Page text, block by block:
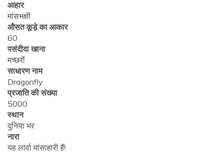
आहार
मांसभक्षी
औसत कूड़े का आकार
60
पसंदीदा खाना
मच्छरों
साधारण नाम
Dragonfly
प्रजाति की संख्या
5000
स्थान
दुनिया भर
नारा
यह लार्वा मांसाहारी हैं!